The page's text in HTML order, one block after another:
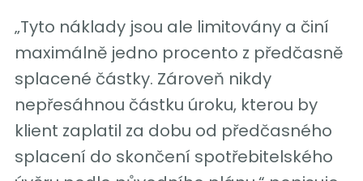
„Tyto náklady jsou ale limitovány a činí
maximálně jedno procento z předčasně
splacené částky. Zároveň nikdy
nepřesáhnou částku úroku, kterou by
klient zaplatil za dobu od předčasného
splacení do skončení spotřebitelského